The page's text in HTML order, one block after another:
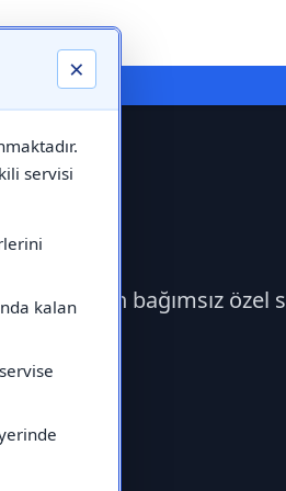
×
servisi
kalan
Hizmeti
bağımsız özel